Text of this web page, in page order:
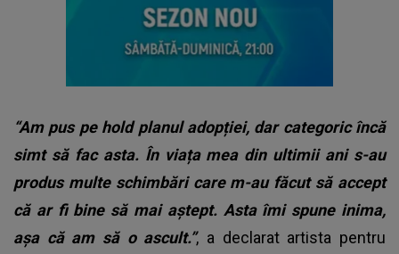
“Am pus pe hold planul adopției, dar categoric încă
simt să fac asta. În viața mea din ultimii ani s-au
produs multe schimbări care m-au făcut să accept
că ar fi bine să mai aștept. Asta îmi spune inima,
așa că am să o ascult.”, a declarat artista pentru